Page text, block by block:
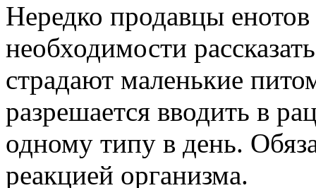
Нередко продавцы
необходимости
страдают маленькие
разрешается вводить в
одному типу в день.
реакцией организма.